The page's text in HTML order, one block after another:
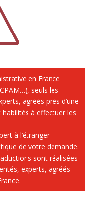
en France
seuls les
agréés près d’une
habilités à effectuer les
à l’étranger
de votre demande.
sont réalisées
experts, agréés